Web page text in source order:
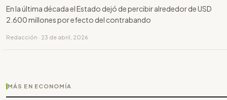
En la última década el Estado dejó de percibir alrededor de USD
2.600 millones por efecto del contrabando
Redacción · 23 de abril, 2026
MÁS EN ECONOMÍA